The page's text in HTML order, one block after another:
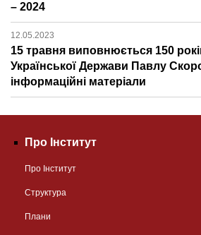
– 2024
12.05.2023
15 травня виповнюється 150
Української Держави Павлу
інформаційні матеріали
Про Інститут
Про Інститут
Структура
Плани